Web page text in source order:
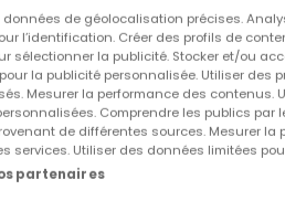
situé dans la commune
Possibilité de personnaliser
nous au plus vite pour
données de géolocalisation précises.
l’identification. Créer des profils de
sélectionner la publicité. Stocker et/ou
la publicité personnalisée. Utiliser des
Mesurer la performance des contenus.
Comprendre les publics
de différentes sources. Mesurer la
services. Utiliser des données limitées
partenaires